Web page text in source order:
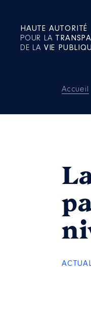
HAUTE AUTORITÉ
POUR LA
DE LA VIE
Accueil